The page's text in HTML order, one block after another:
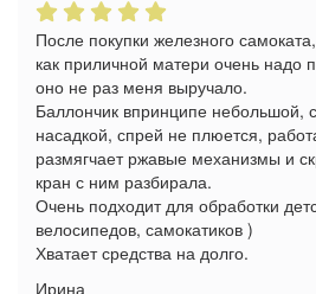
После покупки железного
как приличной матери очень надо
оно не раз меня выручало.
Баллончик впринципе небольшой,
насадкой, спрей не плюется,
размягчает ржавые механизмы и
кран с ним разбирала.
Очень подходит для обработки
велосипедов, самокатиков )
Хватает средства на долго.
Ирина